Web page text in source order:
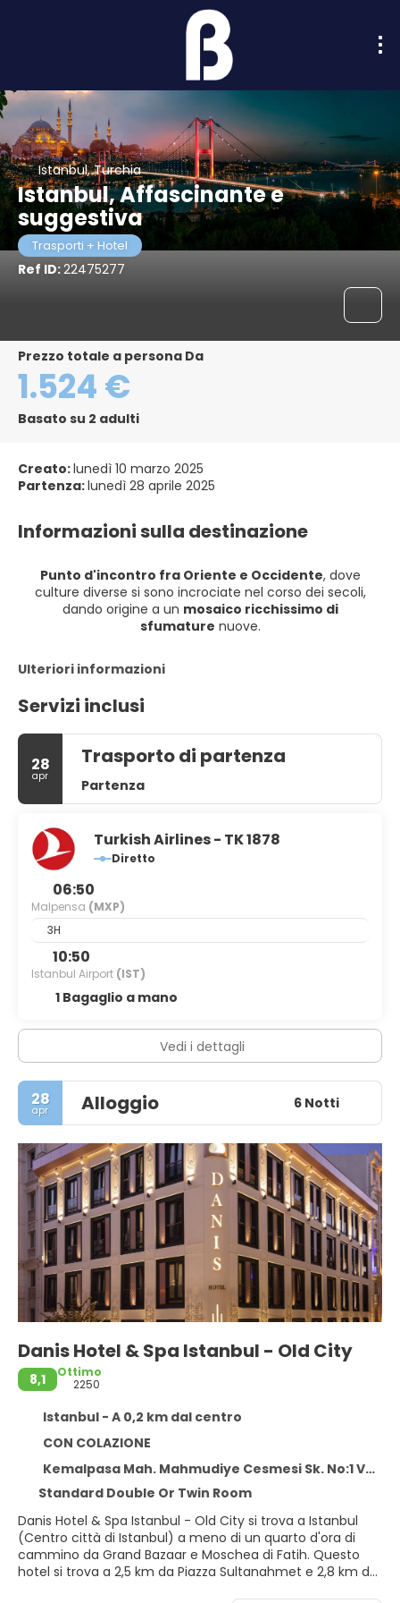
Istanbul, Turchia
Istanbul, Affascinante e
suggestiva
Trasporti + Hotel
Ref ID:22475277
Prezzo totale a persona Da
1.524 €
Basato su 2 adulti
Creato:lunedì 10 marzo 2025
Partenza:lunedì 28 aprile 2025
Informazioni sulla destinazione
Punto d'incontro fra Oriente e Occidente, dove
culture diverse si sono incrociate nel corso dei secoli,
dando origine a un mosaico ricchissimo di
sfumature nuove.
Ulteriori informazioni
Servizi inclusi
28
apr
Trasporto di partenza
Partenza
Turkish Airlines - TK 1878
Diretto
06:50
Malpensa (MXP)
3H
10:50
Istanbul Airport (IST)
1 Bagaglio a mano
Vedi i dettagli
28
apr Alloggio 6 Notti
Danis Hotel & Spa Istanbul - Old City
8,1
Ottimo
2250
Istanbul - A 0,2 km dal centro
CON COLAZIONE
Kemalpasa Mah. Mahmudiye Cesmesi Sk. No:1 Vezneciler, Istanbul 34134
Standard Double Or Twin Room
Danis Hotel & Spa Istanbul - Old City si trova a Istanbul
(Centro città di Istanbul) a meno di un quarto d'ora di
cammino da Grand Bazaar e Moschea di Fatih. Questo
hotel si trova a 2,5 km da Piazza Sultanahmet e 2,8 km da